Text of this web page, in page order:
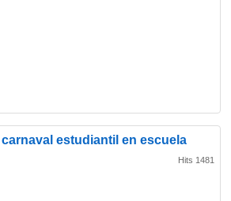
carnaval estudiantil en escuela
Hits 1481